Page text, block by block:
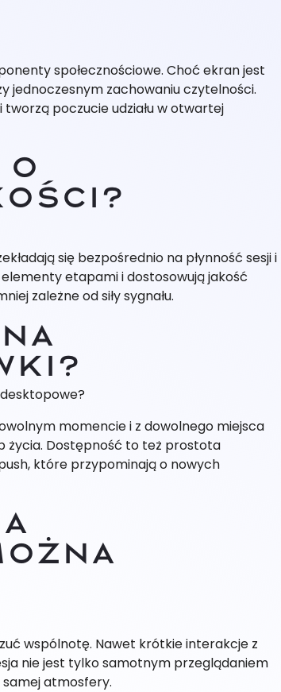
społecznościowe. Choć ekran jest
jednoczesnym zachowaniu czytelności.
poczucie udziału w otwartej
o
się bezpośrednio na płynność sesji i
etapami i dostosowują jakość
zależne od siły sygnału.
momencie i z dowolnego miejsca
życia. Dostępność to też prostota
które przypominają o nowych
wspólnotę. Nawet krótkie interakcje z
nie jest tylko samotnym przeglądaniem
atmosfery.